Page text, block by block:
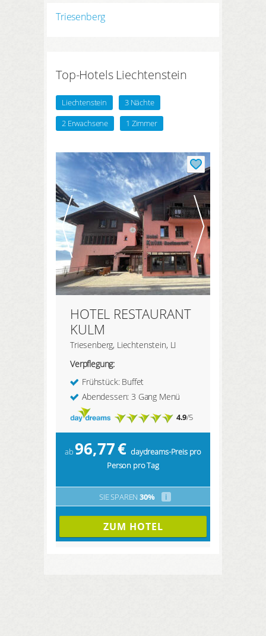
Meine Buchungen
Triesenberg
Top-Hotels Liechtenstein
Liechtenstein
3 Nächte
2 Erwachsene
1 Zimmer
HOTEL RESTAURANT
KULM
Triesenberg, Liechtenstein, LI
Verpflegung:
Frühstück: Buffet
Abendessen: 3 Gang Menü
4.9/5
ab96,77€ daydreams-Preis pro
Person pro Tag
SIE SPAREN 30% i
ZUM HOTEL